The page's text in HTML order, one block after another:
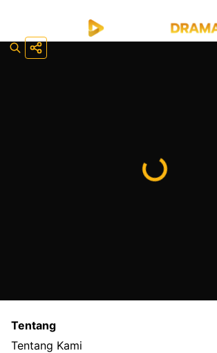
Tentang
Tentang Kami